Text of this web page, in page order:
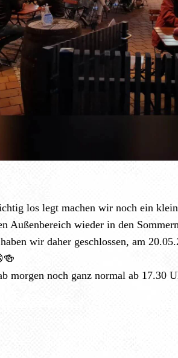
los legt machen wir noch ein
Außenbereich wieder in den
wir daher geschlossen, am
morgen noch ganz normal ab 17.30